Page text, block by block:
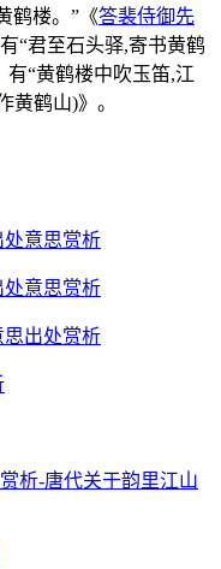
鹤楼。”《答裴侍御先
“君至石头驿,寄书黄鹤
有“黄鹤楼中吹玉笛,江
黄鹤山)》。
意思赏析
意思赏析
出处赏析
析-唐代关于韵里江山